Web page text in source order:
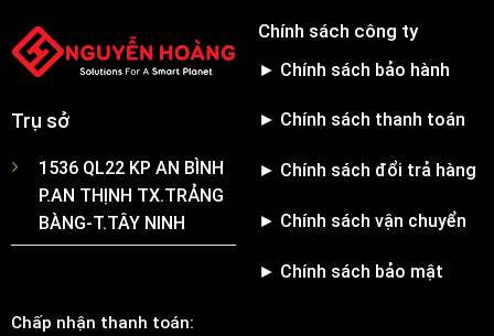
Trụ sở
1536 QL22 KP AN BÌNH
P.AN THỊNH TX.TRẢNG
BÀNG-T.TÂY NINH
Chính sách công ty
► Chính sách bảo hành
► Chính sách thanh toán
► Chính sách đổi trả hàng
► Chính sách vận chuyển
► Chính sách bảo mật
Chấp nhận thanh toán: